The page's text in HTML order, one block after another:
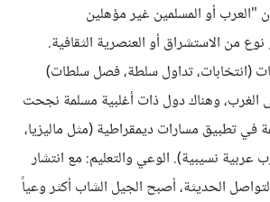
"العرب أو المسلمين غير مؤهلين
من الاستشراق أو العنصرية الثقافية.
(انتخابات، تداول سلطة، فصل سلطات)
وهناك دول ذات أغلبية مسلمة نجحت
في تطبيق مسارات ديمقراطية (مثل ماليزيا،
عربية نسيبية). ​الوعي والتعليم: مع انتشار
الحديثة، أصبح الجيل الشاب أكثر وعياً